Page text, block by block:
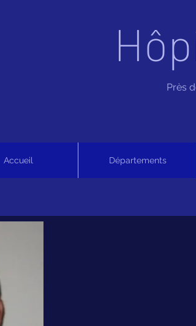
Près
Accueil Départements